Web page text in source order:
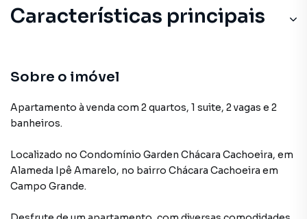
Características principais
Sobre o imóvel
Apartamento à venda com 2 quartos, 1 suite, 2 vagas e 2
banheiros.
Localizado no Condomínio Garden Chácara Cachoeira, em
Alameda Ipê Amarelo, no bairro Chácara Cachoeira em
Campo Grande.